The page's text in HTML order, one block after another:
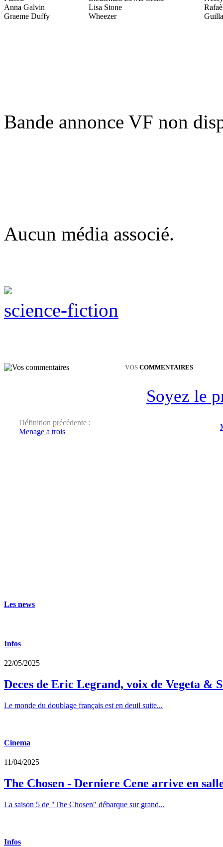
Anna Galvin
Lisa Stone
Graeme Duffy
Wheezer
Bande annonce VF non
Aucun média associé.
science-fiction
VOS COMMENTAIRES
Soyez le
Définition précédente :
Menage a trois
Les news
Infos
22/05/2025
Deces de Eric Legrand, voix de Vegeta &
Le monde du doublage français est en deuil suite...
Cinema
11/04/2025
The Chosen - Derniere Cene arrive en
La saison 5 de "The Chosen" débarque sur grand...
Infos